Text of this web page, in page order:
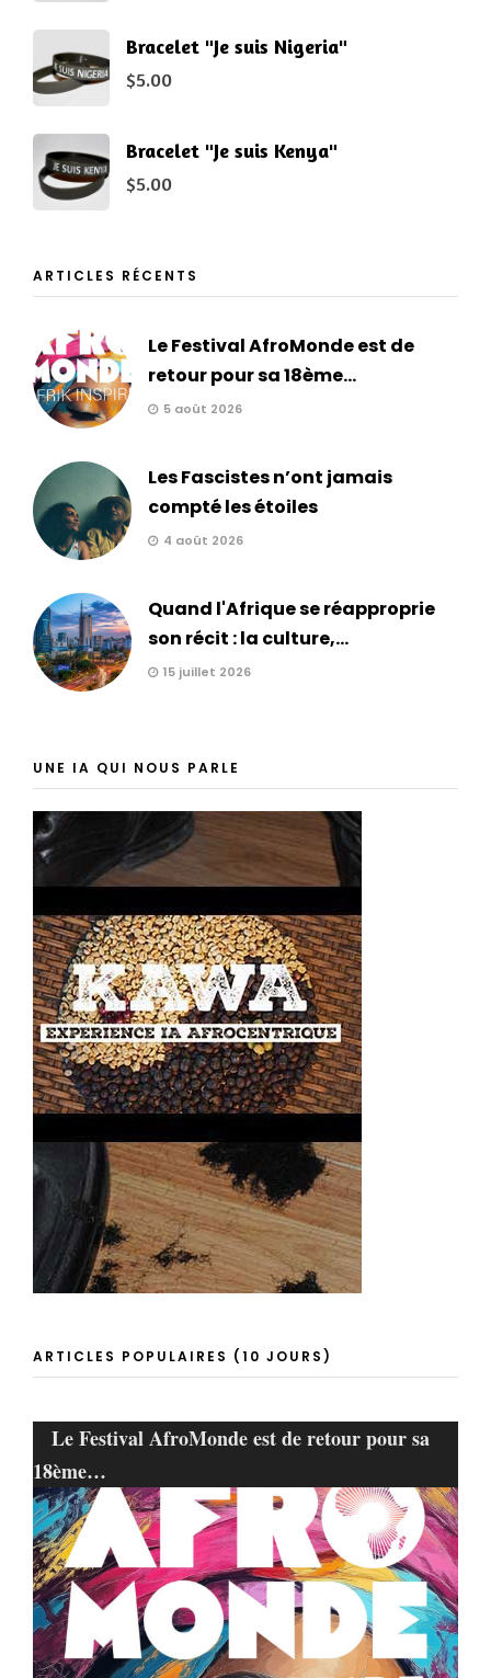
Bracelet "Je suis Nigeria"
$5.00
Bracelet "Je suis Kenya"
$5.00
ARTICLES RÉCENTS
Le Festival AfroMonde est de
retour pour sa 18ème...
5 août 2026
Les Fascistes n’ont jamais
compté les étoiles
4 août 2026
Quand l'Afrique se réapproprie
son récit : la culture,...
15 juillet 2026
UNE IA QUI NOUS PARLE
ARTICLES POPULAIRES (10 JOURS)
Le Festival AfroMonde est de retour pour sa
18ème…